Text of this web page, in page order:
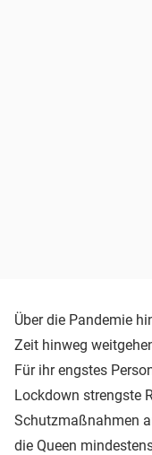
Über die Pandemie
Zeit hinweg
Für ihr engstes
Lockdown strengste
Schutzmaßnahmen
die Queen